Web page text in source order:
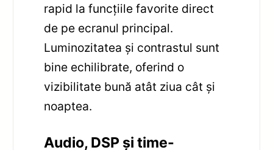
rapid la funcțiile favorite direct
de pe ecranul principal.
Luminozitatea și contrastul sunt
bine echilibrate, oferind o
vizibilitate bună atât ziua cât și
noaptea.
Audio, DSP și time-